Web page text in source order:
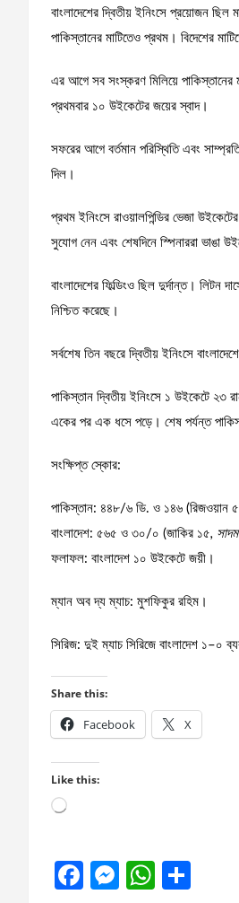
বাংলাদেশের দ্বিতীয় ইনিংসে প্রয়োজন
পাকিস্তানের মাটিতেও প্রথম। বিদেশের
এর আগে সব সংস্করণ মিলিয়ে পাকিস্তানের
প্রথমবার ১০ উইকেটের জয়ের স্বাদ।
সফরের আগে বর্তমান পরিস্থিতি এবং
দিল।
প্রথম ইনিংসে রাওয়ালপিন্ডির ভেজা
সুযোগ নেন এবং শেষদিনে স্পিনাররা ভাঙা
বাংলাদেশের ফিল্ডিংও ছিল দুর্দান্ত। লিটন
নিশ্চিত করেছে।
সর্বশেষ তিন বছরে দ্বিতীয় ইনিংসে
পাকিস্তান দ্বিতীয় ইনিংসে ১ উইকেটে ২৩
একের পর এক ধসে পড়ে। শেষ পর্যন্ত
সংক্ষিপ্ত স্কোর:
পাকিস্তান: ৪৪৮/৬ ডি. ও ১৪৬ (রিজওয়ান
বাংলাদেশ: ৫৬৫ ও ৩০/০ (জাকির ১৫,
ফলাফল: বাংলাদেশ ১০ উইকেটে জয়ী।
ম্যান অব দ্য ম্যাচ: মুশফিকুর রহিম।
সিরিজ: দুই ম্যাচ সিরিজে বাংলাদেশ ১–০
Share this:
Facebook X
Like this:
Loading…
F
M W